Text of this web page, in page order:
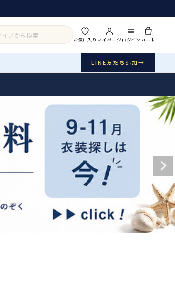
お気に入りマイページログインカート
LINE友だち追加→
音楽雑貨
のご案内
・お手入れ
払い
ル・LINE